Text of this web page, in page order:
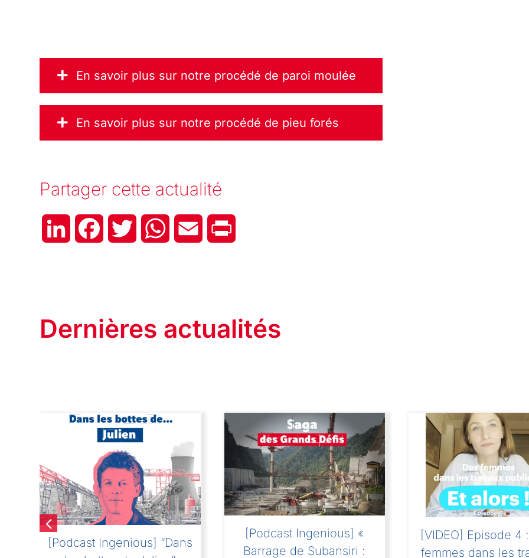
En savoir plus sur notre procédé de paroi moulée
En savoir plus sur notre procédé de pieu forés
Partager cette actualité
LinkedIn FacebookTwitter WhatsAppEmail
Dernières actualités
[Podcast Ingenious] “Dans
[Podcast Ingenious] «
Barrage de Subansiri :
[VIDEO] Episode 4
femmes dans les